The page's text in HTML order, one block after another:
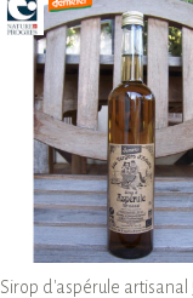
Sirop d'aspérule artisanal